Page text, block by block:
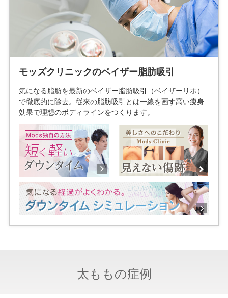
モッズクリニックのベイザー脂肪吸引
気になる脂肪を最新のベイザー脂肪吸引（ベイザーリポ）
で徹底的に除去。従来の脂肪吸引とは一線を画す高い痩身
効果で理想のボディラインをつくります。
太ももの症例